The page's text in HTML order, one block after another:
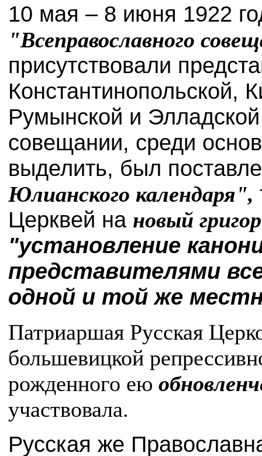
10 мая – 8 июня 1922
"Всеправославного
присутствовали
Константинопольской,
Румынской и
совещании, среди
выделить, был
Юлианского календаря",
Церквей на новый
"установление
представителями
одной и той же
Патриаршая Русская
большевицкой
рожденного ею
участвовала.
Русская же